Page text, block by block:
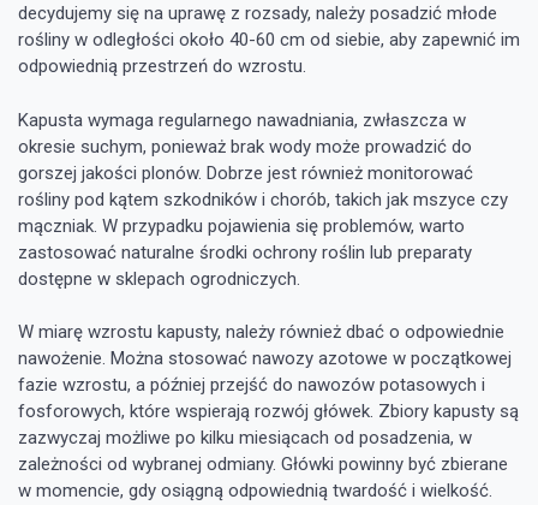
decydujemy się na uprawę z rozsady, należy posadzić młode
rośliny w odległości około 40-60 cm od siebie, aby zapewnić im
odpowiednią przestrzeń do wzrostu.
Kapusta wymaga regularnego nawadniania, zwłaszcza w
okresie suchym, ponieważ brak wody może prowadzić do
gorszej jakości plonów. Dobrze jest również monitorować
rośliny pod kątem szkodników i chorób, takich jak mszyce czy
mączniak. W przypadku pojawienia się problemów, warto
zastosować naturalne środki ochrony roślin lub preparaty
dostępne w sklepach ogrodniczych.
W miarę wzrostu kapusty, należy również dbać o odpowiednie
nawożenie. Można stosować nawozy azotowe w początkowej
fazie wzrostu, a później przejść do nawozów potasowych i
fosforowych, które wspierają rozwój główek. Zbiory kapusty są
zazwyczaj możliwe po kilku miesiącach od posadzenia, w
zależności od wybranej odmiany. Główki powinny być zbierane
w momencie, gdy osiągną odpowiednią twardość i wielkość.